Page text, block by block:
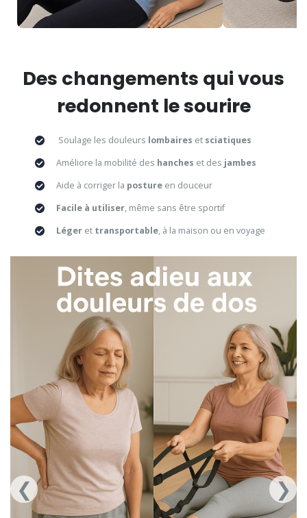
❮ ❯
Des changements qui vous
redonnent le sourire
Soulage les douleurs lombaires et sciatiques
Améliore la mobilité des hanches et des jambes
Aide à corriger la postureen douceur
Facile à utiliser, même sans être sportif
Légeret transportable, à la maison ou en voyage